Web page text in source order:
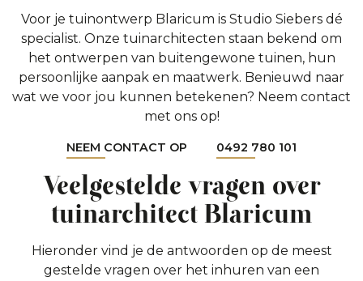
Voor je tuinontwerp Blaricum is Studio Siebers dé
specialist. Onze tuinarchitecten staan bekend om
het ontwerpen van buitengewone tuinen, hun
persoonlijke aanpak en maatwerk. Benieuwd naar
wat we voor jou kunnen betekenen? Neem contact
met ons op!
NEEM CONTACT OP 0492 780 101
Veelgestelde vragen over
tuinarchitect Blaricum
Hieronder vind je de antwoorden op de meest
gestelde vragen over het inhuren van een